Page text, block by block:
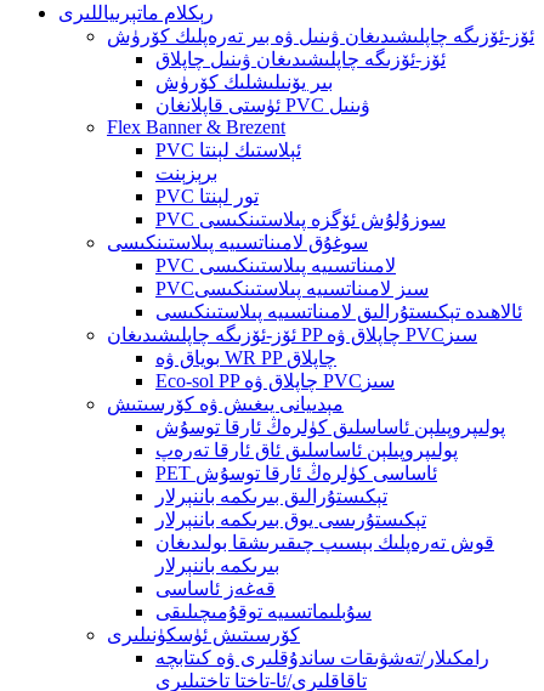
رېكلام ماتېرىياللىرى
ئۆز-ئۆزىگە چاپلىشىدىغان ۋىنىل ۋە بىر تەرەپلىك كۆرۈش
ئۆز-ئۆزىگە چاپلىشىدىغان ۋىنىل چاپلاق
بىر يۆنىلىشلىك كۆرۈش
ئۈستى قاپلانغان PVC ۋىنىل
Flex Banner & Brezent
PVC ئېلاستىك لېنتا
برېزېنت
PVC تور لېنتا
PVC سوزۇلۇش ئۆگزە پىلاستىنكىسى
سوغۇق لامىناتسىيە پىلاستىنكىسى
PVC لامىناتسىيە پىلاستىنكىسى
PVCسىز لامىناتسىيە پىلاستىنكىسى
ئالاھىدە تېكىستۇرالىق لامىناتسىيە پىلاستىنكىسى
ئۆز-ئۆزىگە چاپلىشىدىغان PP چاپلاق ۋە PVCسىز
بوياق ۋە WR PP چاپلاق
Eco-sol PP چاپلاق ۋە PVCسىز
مېدىيانى يىغىش ۋە كۆرسىتىش
پولىپروپىلېن ئاساسلىق كۈلرەڭ ئارقا توسۇش
پولىپروپىلېن ئاساسلىق ئاق ئارقا تەرەپ
PET ئاساسى كۈلرەڭ ئارقا توسۇش
تېكىستۇرالىق بىرىكمە باننېرلار
تېكىستۇرىسى يوق بىرىكمە باننېرلار
قوش تەرەپلىك بېسىپ چىقىرىشقا بولىدىغان
بىرىكمە باننېرلار
قەغەز ئاساسى
سۇبلىماتسىيە توقۇمىچىلىقى
كۆرسىتىش ئۈسكۈنىلىرى
رامكىلار/تەشۋىقات ساندۇقلىرى ۋە كىتابچە
تاقاقلىرى/ئا-تاختا تاختىلىرى